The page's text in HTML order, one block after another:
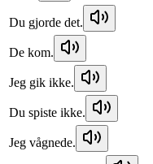
Du gjorde det.
De kom.
Jeg gik ikke.
Du spiste ikke.
Jeg vågnede.